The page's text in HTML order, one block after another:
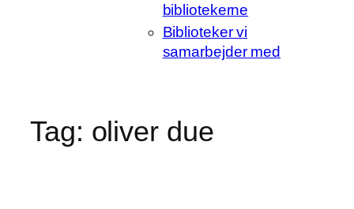
bibliotekerne
Biblioteker vi
samarbejder med
Tag: oliver due